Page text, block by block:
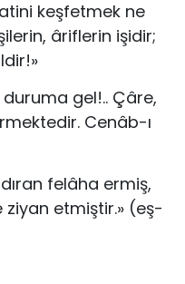
keşfetmek ne
âriflerin işidir;
gel!.. Çâre,
Cenâb-ı
felâha ermiş,
etmiştir.» (eş-